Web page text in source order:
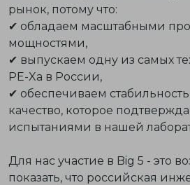
рынок, потому что:
✔ обладаем масштабными
мощностями,
✔ выпускаем одну из самых
PE-Xa в России,
✔ обеспечиваем
качество, которое
испытаниями в нашей
Для нас участие в Big 5 - это
показать, что российская